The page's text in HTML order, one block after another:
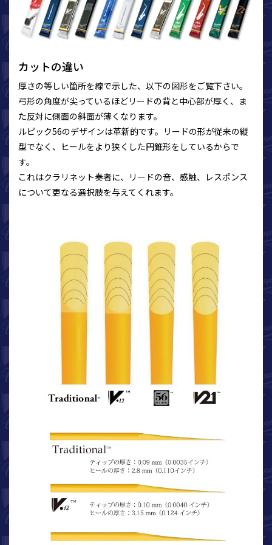
カットの違い
厚さの等しい箇所を線で示した、以下の図形をご覧下さい。
弓形の角度が尖っているほどリードの背と中心部が厚く、ま
た反対に側面の斜面が薄くなります。
ルピック56のデザインは革新的です。リードの形が従来の縦
型でなく、ヒールをより狭くした円錐形をしているからで
す。
これはクラリネット奏者に、リードの音、感触、レスポンス
について更なる選択肢を与えてくれます。